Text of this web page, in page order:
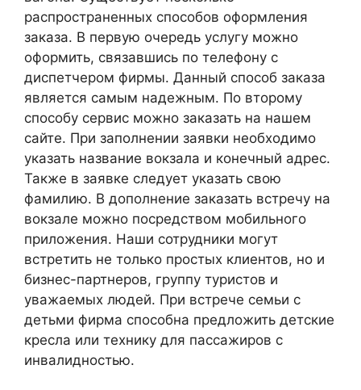
распространенных способов оформления
заказа. В первую очередь услугу можно
оформить, связавшись по телефону с
диспетчером фирмы. Данный способ заказа
является самым надежным. По второму
способу сервис можно заказать на нашем
сайте. При заполнении заявки необходимо
указать название вокзала и конечный адрес.
Также в заявке следует указать свою
фамилию. В дополнение заказать встречу на
вокзале можно посредством мобильного
приложения. Наши сотрудники могут
встретить не только простых клиентов, но и
бизнес-партнеров, группу туристов и
уважаемых людей. При встрече семьи с
детьми фирма способна предложить детские
кресла или технику для пассажиров с
инвалидностью.